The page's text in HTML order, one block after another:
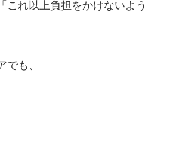
これ以上負担をかけないよう
も、